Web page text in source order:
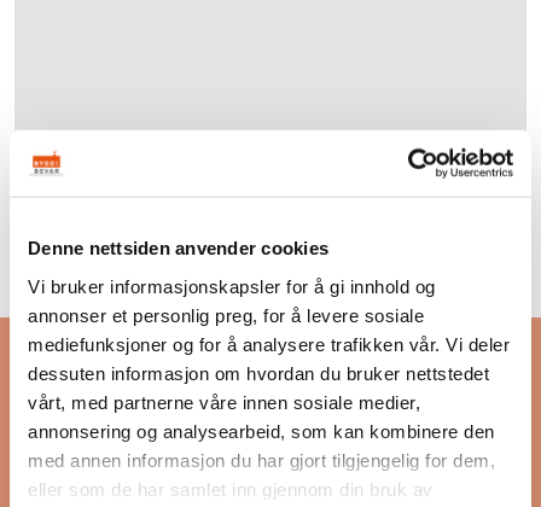
Denne nettsiden anvender cookies
Vi bruker informasjonskapsler for å gi innhold og
annonser et personlig preg, for å levere sosiale
mediefunksjoner og for å analysere trafikken vår. Vi deler
dessuten informasjon om hvordan du bruker nettstedet
vårt, med partnerne våre innen sosiale medier,
annonsering og analysearbeid, som kan kombinere den
med annen informasjon du har gjort tilgjengelig for dem,
eller som de har samlet inn gjennom din bruk av
Bygg og Bevar
Bygg og Bevar er et program som skal inspirere og
motivere til bevaring, bruk og ombruk av
eksisterende bygg.
Les mer om Bygg og Bevar